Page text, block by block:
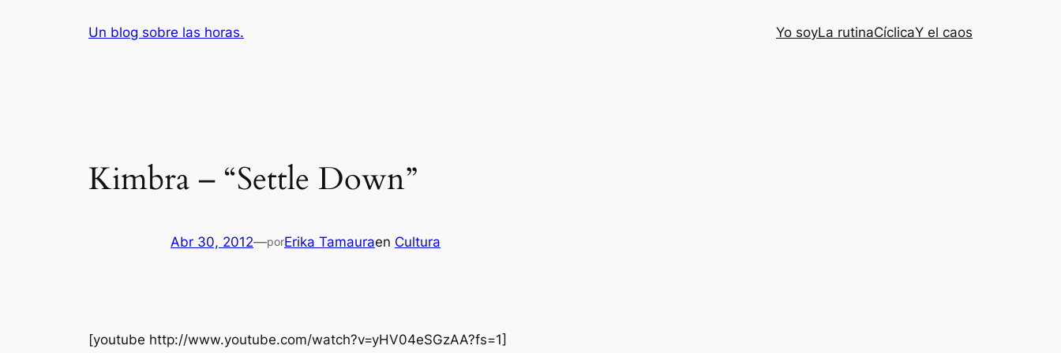
Un blog sobre las horas. Yo soyLa rutinaCíclicaY el caos
Kimbra – “Settle Down”
Abr 30, 2012—porErika Tamauraen Cultura
[youtube http://www.youtube.com/watch?v=yHV04eSGzAA?fs=1]